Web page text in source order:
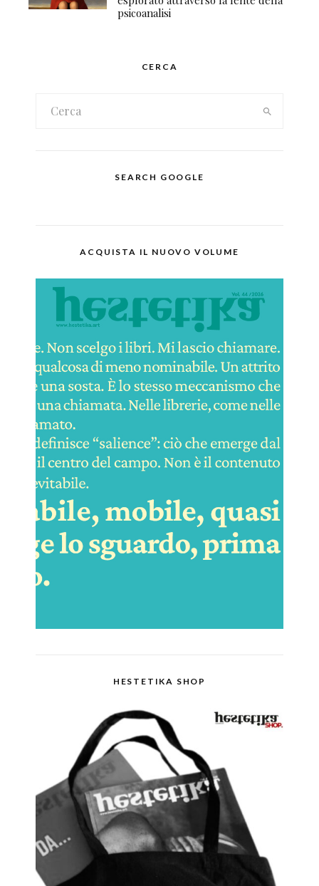
psicoanalisi
CERCA
SEARCH GOOGLE
ACQUISTA IL NUOVO VOLUME
HESTETIKA SHOP